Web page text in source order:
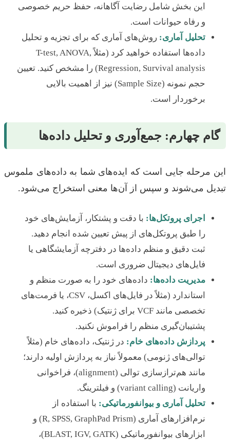
این بخش شامل رضایت آگاهانه، حفظ حریم خصوصی
و رفاه حیوانات است.
تحلیل آماری: روش‌های آماری که برای تجزیه و تحلیل
داده‌ها استفاده خواهید کرد (مثلاً T-test, ANOVA,
Regression, Survival analysis) را مشخص کنید. تعیین
حجم نمونه (Sample Size) نیز از اهمیت بالایی
برخوردار است.
گام چهارم: جمع‌آوری و تحلیل داده‌ها
این مرحله جایی است که ایده‌های شما به داده‌های ملموس
تبدیل می‌شوند و سپس از آن‌ها معنی استخراج می‌شود.
اجرای پروتکل‌ها: با دقت و پشتکار، آزمایش‌های خود
را طبق پروتکل‌های از پیش تعیین شده انجام دهید.
ثبت دقیق و منظم داده‌ها در دفترچه آزمایشگاهی یا
فایل‌های دیجیتال ضروری است.
مدیریت داده‌ها: داده‌های خود را به صورت منظم و
استاندارد (مثلاً در فایل‌های اکسل، CSV، یا فرمت‌های
تخصصی مانند VCF برای ژنتیک) ذخیره کنید.
پشتیبان‌گیری منظم را فراموش نکنید.
پردازش داده‌های خام: در ژنتیک، داده‌های خام (مثلاً
توالی‌های ژنومی) معمولاً نیاز به پردازش اولیه دارند؛
مانند هم‌ترازسازی توالی (alignment)، فراخوانی
واریانت (variant calling) و فیلترینگ.
تحلیل آماری و بیوانفورماتیکی: با استفاده از
نرم‌افزارهای آماری (R, SPSS, GraphPad Prism) و
ابزارهای بیوانفورماتیکی (BLAST, IGV, GATK)،